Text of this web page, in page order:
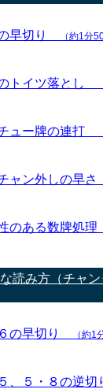
早切り （約1分
トイツ落とし
ュー牌の連打
ャン外しの早さ
のある数牌処理
読み方（チャ
の早切り （約1
、５・８の逆